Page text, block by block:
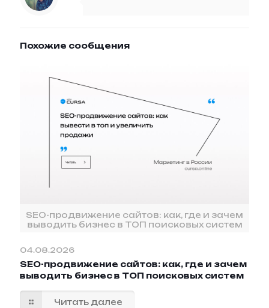
Похожие сообщения
SEO-продвижение сайтов: как, где и зачем
выводить бизнес в ТОП поисковых систем
04.08.2026
SEO-продвижение сайтов: как, где и зачем
выводить бизнес в ТОП поисковых систем
Читать далее